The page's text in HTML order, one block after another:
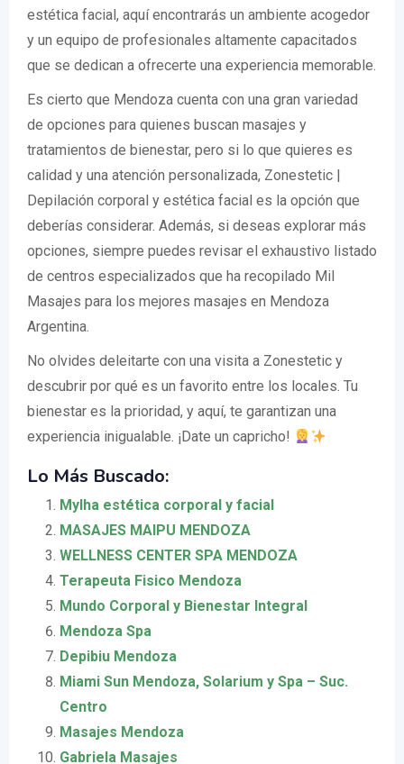
estética facial, aquí encontrarás un ambiente acogedor
y un equipo de profesionales altamente capacitados
que se dedican a ofrecerte una experiencia memorable.
Es cierto que Mendoza cuenta con una gran variedad
de opciones para quienes buscan masajes y
tratamientos de bienestar, pero si lo que quieres es
calidad y una atención personalizada, Zonestetic |
Depilación corporal y estética facial es la opción que
deberías considerar. Además, si deseas explorar más
opciones, siempre puedes revisar el exhaustivo listado
de centros especializados que ha recopilado Mil
Masajes para los mejores masajes en Mendoza
Argentina.
No olvides deleitarte con una visita a Zonestetic y
descubrir por qué es un favorito entre los locales. Tu
bienestar es la prioridad, y aquí, te garantizan una
experiencia inigualable. ¡Date un capricho!
Lo Más Buscado:
Mylha estética corporal y facial
MASAJES MAIPU MENDOZA
WELLNESS CENTER SPA MENDOZA
Terapeuta Fisico Mendoza
Mundo Corporal y Bienestar Integral
Mendoza Spa
Depibiu Mendoza
Miami Sun Mendoza, Solarium y Spa – Suc.
Centro
Masajes Mendoza
Gabriela Masajes